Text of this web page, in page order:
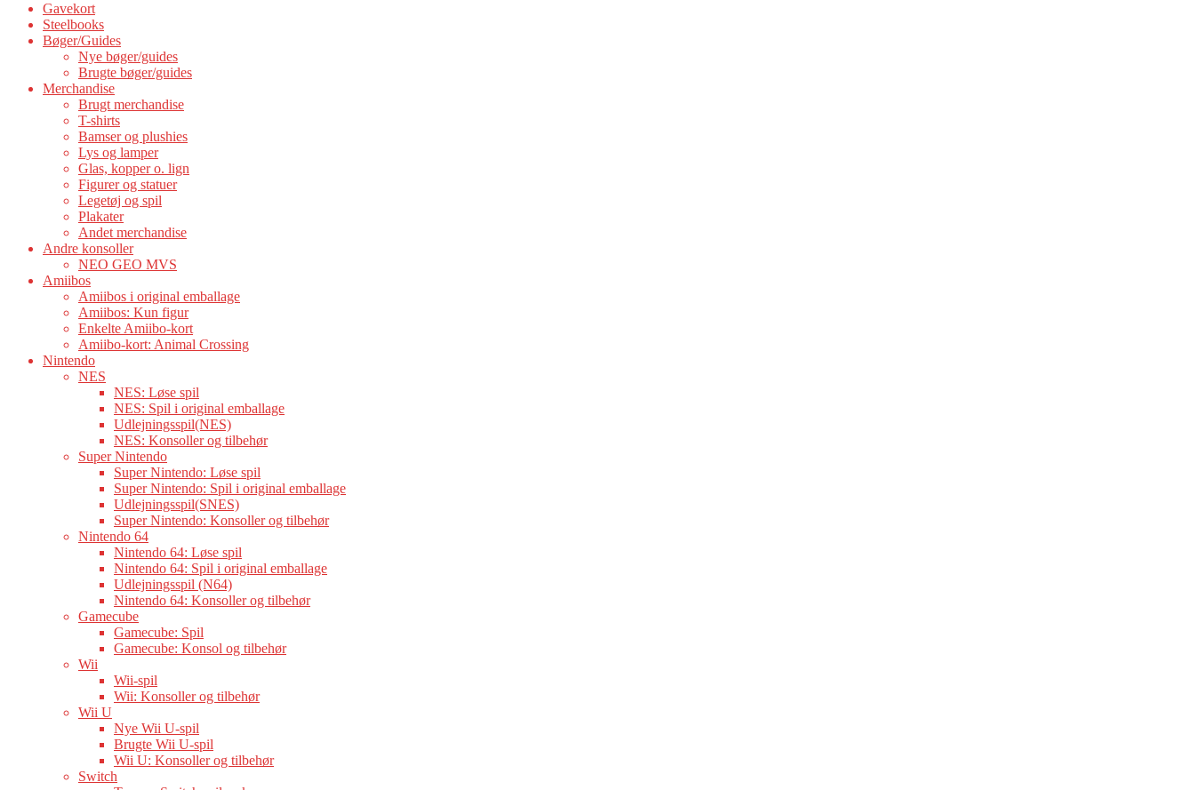
Gavekort
Steelbooks
Bøger/Guides
Nye bøger/guides
Brugte bøger/guides
Merchandise
Brugt merchandise
T-shirts
Bamser og plushies
Lys og lamper
Glas, kopper o. lign
Figurer og statuer
Legetøj og spil
Plakater
Andet merchandise
Andre konsoller
NEO GEO MVS
Amiibos
Amiibos i original emballage
Amiibos: Kun figur
Enkelte Amiibo-kort
Amiibo-kort: Animal Crossing
Nintendo
NES
NES: Løse spil
NES: Spil i original emballage
Udlejningsspil(NES)
NES: Konsoller og tilbehør
Super Nintendo
Super Nintendo: Løse spil
Super Nintendo: Spil i original emballage
Udlejningsspil(SNES)
Super Nintendo: Konsoller og tilbehør
Nintendo 64
Nintendo 64: Løse spil
Nintendo 64: Spil i original emballage
Udlejningsspil (N64)
Nintendo 64: Konsoller og tilbehør
Gamecube
Gamecube: Spil
Gamecube: Konsol og tilbehør
Wii
Wii-spil
Wii: Konsoller og tilbehør
Wii U
Nye Wii U-spil
Brugte Wii U-spil
Wii U: Konsoller og tilbehør
Switch